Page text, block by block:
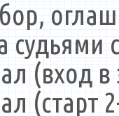
(вход в
(старт